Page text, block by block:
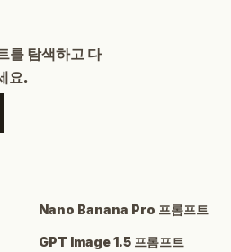
를 탐색하고 다
요.
Nano Banana Pro 프롬프트
GPT Image 1.5 프롬프트